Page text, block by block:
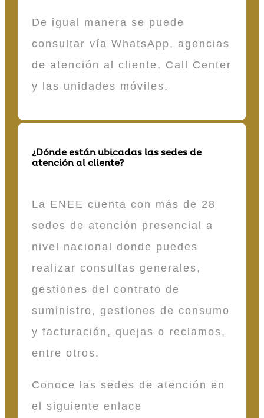
De igual manera se puede
consultar vía WhatsApp, agencias
de atención al cliente, Call Center
y las unidades móviles.
¿Dónde están ubicadas las sedes de
atención al cliente?
La ENEE cuenta con más de 28
sedes de atención presencial a
nivel nacional donde puedes
realizar consultas generales,
gestiones del contrato de
suministro, gestiones de consumo
y facturación, quejas o reclamos,
entre otros.
Conoce las sedes de atención en
el siguiente enlace